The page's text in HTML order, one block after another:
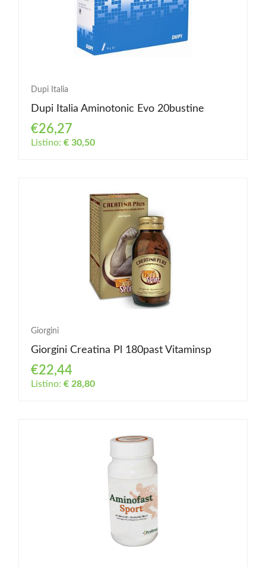
Dupi Italia
Dupi Italia Aminotonic Evo 20bustine
€26,27
Listino: € 30,50
Giorgini
Giorgini Creatina Pl 180past Vitaminsp
€22,44
Listino: € 28,80